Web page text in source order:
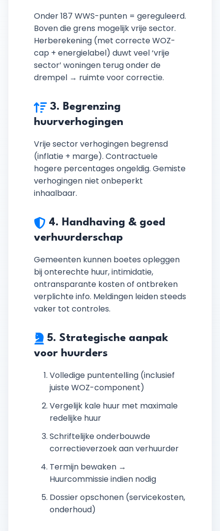
Onder 187 WWS-punten = gereguleerd.
Boven die grens mogelijk vrije sector.
Herberekening (met correcte WOZ-
cap + energielabel) duwt veel ‘vrije
sector’ woningen terug onder de
drempel → ruimte voor correctie.
3. Begrenzing
huurverhogingen
Vrije sector verhogingen begrensd
(inflatie + marge). Contractuele
hogere percentages ongeldig. Gemiste
verhogingen niet onbeperkt
inhaalbaar.
4. Handhaving & goed
verhuurderschap
Gemeenten kunnen boetes opleggen
bij onterechte huur, intimidatie,
ontransparante kosten of ontbreken
verplichte info. Meldingen leiden steeds
vaker tot controles.
5. Strategische aanpak
voor huurders
Volledige puntentelling (inclusief
juiste WOZ-component)
Vergelijk kale huur met maximale
redelijke huur
Schriftelijke onderbouwde
correctieverzoek aan verhuurder
Termijn bewaken →
Huurcommissie indien nodig
Dossier opschonen (servicekosten,
onderhoud)